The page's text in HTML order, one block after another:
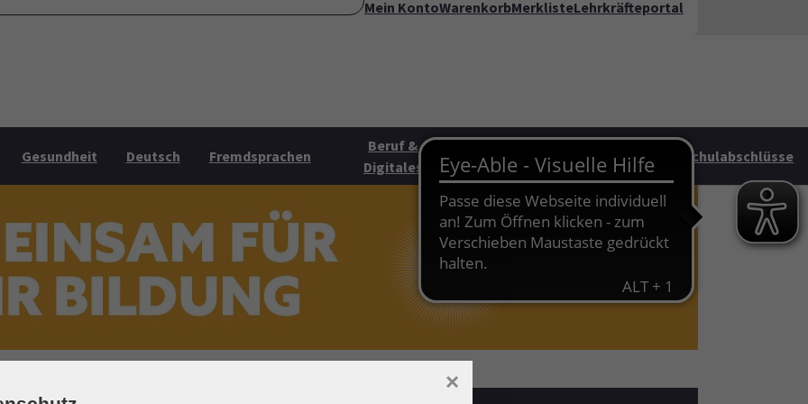
Über uns Mehr Angebote Öffnungszeiten Kontakt FAQ
Mein KontoWarenkorbMerklisteLehrkräfteportal
Gesundheit Deutsch Fremdsprachen
Beruf &
Digitales
Junge vhs &
Familie
HAG Schulabschlüsse
×